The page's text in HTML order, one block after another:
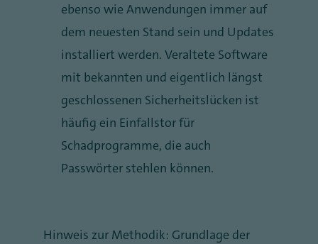
ebenso wie Anwendungen immer auf
dem neuesten Stand sein und Updates
installiert werden. Veraltete Software
mit bekannten und eigentlich längst
geschlossenen Sicherheitslücken ist
häufig ein Einfallstor für
Schadprogramme, die auch
Passwörter stehlen können.
Hinweis zur Methodik: Grundlage der